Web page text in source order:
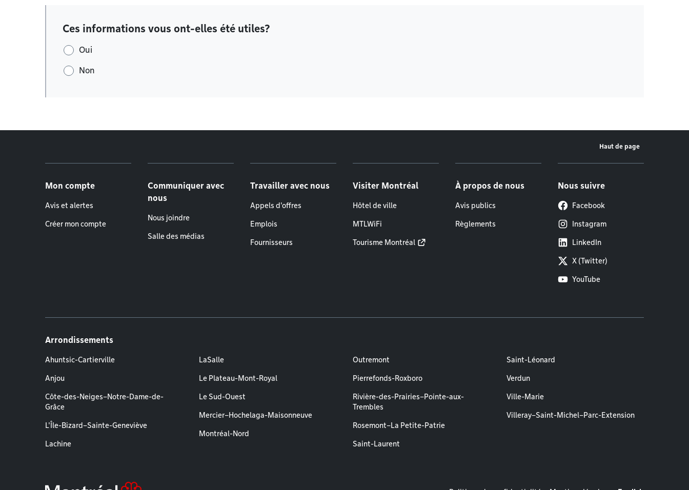
Ces informations vous ont-elles été utiles?
Oui
Non
Haut de page
Mon compte
Avis et alertes
Créer mon compte
Communiquer avec
nous
Nous joindre
Salle des médias
Travailler avec nous
Appels d'offres
Emplois
Fournisseurs
Visiter Montréal
Hôtel de ville
MTLWiFi
Tourisme Montréal
À propos de nous
Avis publics
Règlements
Nous suivre
Facebook
Instagram
LinkedIn
X (Twitter)
YouTube
Arrondissements
Ahuntsic-Cartierville
Anjou
Côte-des-Neiges–Notre-Dame-de-
Grâce
L'Île-Bizard–Sainte-Geneviève
Lachine
LaSalle
Le Plateau-Mont-Royal
Le Sud-Ouest
Mercier–Hochelaga-Maisonneuve
Montréal-Nord
Outremont
Pierrefonds-Roxboro
Rivière-des-Prairies–Pointe-aux-
Trembles
Rosemont–La Petite-Patrie
Saint-Laurent
Saint-Léonard
Verdun
Ville-Marie
Villeray–Saint-Michel–Parc-Extension